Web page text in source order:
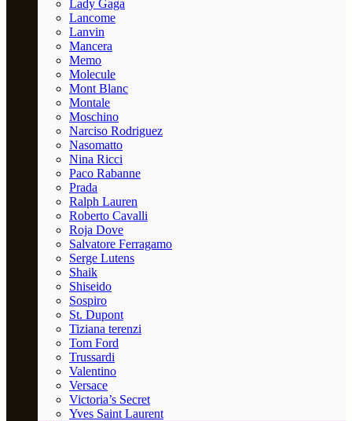
Lady Gaga
Lancome
Lanvin
Mancera
Memo
Molecule
Mont Blanc
Montale
Moschino
Narciso Rodriguez
Nasomatto
Nina Ricci
Paco Rabanne
Prada
Ralph Lauren
Roberto Cavalli
Roja Dove
Salvatore Ferragamo
Serge Lutens
Shaik
Shiseido
Sospiro
St. Dupont
Tiziana terenzi
Tom Ford
Trussardi
Valentino
Versace
Victoria’s Secret
Yves Saint Laurent